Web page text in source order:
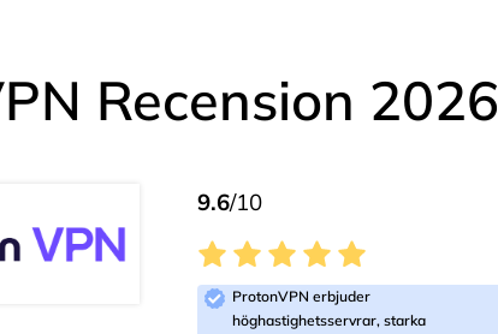
Recension 2026
9.6/10
ProtonVPN erbjuder
höghastighetsservrar, starka